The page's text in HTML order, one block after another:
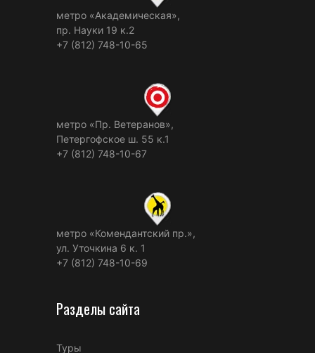
метро «Академическая»,
пр. Науки 19 к.2
+7 (812) 748-10-65
метро «Пр. Ветеранов»,
Петергофское ш. 55 к.1
+7 (812) 748-10-67
метро «Комендантский пр.»,
ул. Уточкина 6 к. 1
+7 (812) 748-10-69
Разделы сайта
Туры